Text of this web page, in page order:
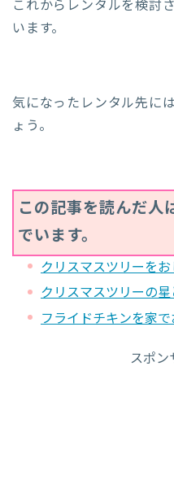
これからレンタルを検討
います。
気になったレンタル先に
ょう。
この記事を読んだ人
でいます。
クリスマスツリーを
クリスマスツリーの
フライドチキンを家
スポン